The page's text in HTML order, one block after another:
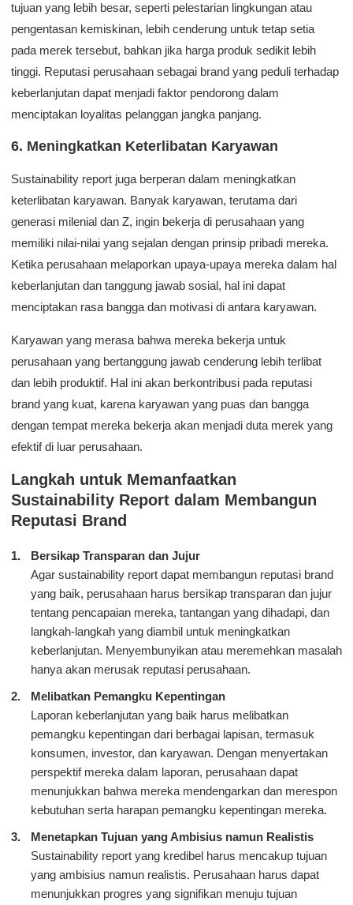
tujuan yang lebih besar, seperti pelestarian lingkungan atau
pengentasan kemiskinan, lebih cenderung untuk tetap setia
pada merek tersebut, bahkan jika harga produk sedikit lebih
tinggi. Reputasi perusahaan sebagai brand yang peduli terhadap
keberlanjutan dapat menjadi faktor pendorong dalam
menciptakan loyalitas pelanggan jangka panjang.
6. Meningkatkan Keterlibatan Karyawan
Sustainability report juga berperan dalam meningkatkan
keterlibatan karyawan. Banyak karyawan, terutama dari
generasi milenial dan Z, ingin bekerja di perusahaan yang
memiliki nilai-nilai yang sejalan dengan prinsip pribadi mereka.
Ketika perusahaan melaporkan upaya-upaya mereka dalam hal
keberlanjutan dan tanggung jawab sosial, hal ini dapat
menciptakan rasa bangga dan motivasi di antara karyawan.
Karyawan yang merasa bahwa mereka bekerja untuk
perusahaan yang bertanggung jawab cenderung lebih terlibat
dan lebih produktif. Hal ini akan berkontribusi pada reputasi
brand yang kuat, karena karyawan yang puas dan bangga
dengan tempat mereka bekerja akan menjadi duta merek yang
efektif di luar perusahaan.
Langkah untuk Memanfaatkan
Sustainability Report dalam Membangun
Reputasi Brand
Bersikap Transparan dan Jujur
Agar sustainability report dapat membangun reputasi brand
yang baik, perusahaan harus bersikap transparan dan jujur
tentang pencapaian mereka, tantangan yang dihadapi, dan
langkah-langkah yang diambil untuk meningkatkan
keberlanjutan. Menyembunyikan atau meremehkan masalah
hanya akan merusak reputasi perusahaan.
Melibatkan Pemangku Kepentingan
Laporan keberlanjutan yang baik harus melibatkan
pemangku kepentingan dari berbagai lapisan, termasuk
konsumen, investor, dan karyawan. Dengan menyertakan
perspektif mereka dalam laporan, perusahaan dapat
menunjukkan bahwa mereka mendengarkan dan merespon
kebutuhan serta harapan pemangku kepentingan mereka.
Menetapkan Tujuan yang Ambisius namun Realistis
Sustainability report yang kredibel harus mencakup tujuan
yang ambisius namun realistis. Perusahaan harus dapat
menunjukkan progres yang signifikan menuju tujuan